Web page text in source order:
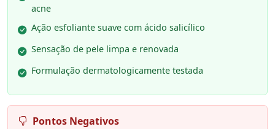
acne
Ação esfoliante suave com ácido salicílico
Sensação de pele limpa e renovada
Formulação dermatologicamente testada
Pontos Negativos